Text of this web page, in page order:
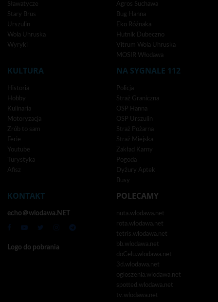
Sławatycze
Stary Brus
Urszulin
Wola Uhruska
Wyryki
Agros Suchawa
Bug Hanna
Eko Różnaka
Hutnik Dubeczno
Vitrum Wola Uhruska
MOSIR Włodawa
KULTURA
Historia
Hobby
Kulinaria
Motoryzacja
Zrób to sam
Ferie
Youtube
Turystyka
Afisz
NA SYGNALE 112
Policja
Straż Graniczna
OSP Hanna
OSP Urszulin
Straż Pożarna
Straż Miejska
Zakład Karny
Pogoda
Dyżury Aptek
Busy
KONTAKT
echo＠wlodawa.NET
Logo do pobrania
POLECAMY
nuta.wlodawa.net
rota.wlodawa.net
tetris.wlodawa.net
bb.wlodawa.net
doCelu.wlodawa.net
3d.wlodawa.net
ogloszenia.wlodawa.net
spotted.wlodawa.net
tv.wlodawa.net